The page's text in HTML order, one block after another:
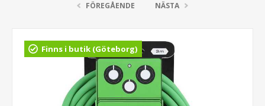
FÖREGÅENDE NÄSTA
Finns i butik (Göteborg)